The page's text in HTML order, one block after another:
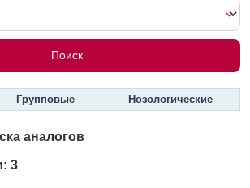
Групповые Нозологические
аналогов
3